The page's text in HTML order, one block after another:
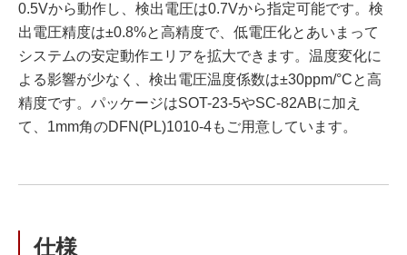
0.5Vから動作し、検出電圧は0.7Vから指定可能です。検
出電圧精度は±0.8%と高精度で、低電圧化とあいまって
システムの安定動作エリアを拡大できます。温度変化に
よる影響が少なく、検出電圧温度係数は±30ppm/°Cと高
精度です。パッケージはSOT-23-5やSC-82ABに加え
て、1mm角のDFN(PL)1010-4もご用意しています。
仕様